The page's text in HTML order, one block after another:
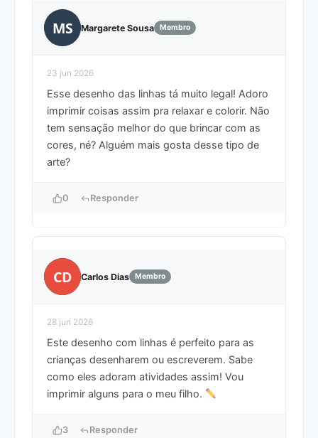
MS Margarete Sousa Membro
23 jun 2026
Esse desenho das linhas tá muito legal! Adoro
imprimir coisas assim pra relaxar e colorir. Não
tem sensação melhor do que brincar com as
cores, né? Alguém mais gosta desse tipo de
arte?
0 Responder
CD Carlos Dias Membro
28 jun 2026
Este desenho com linhas é perfeito para as
crianças desenharem ou escreverem. Sabe
como eles adoram atividades assim! Vou
imprimir alguns para o meu filho.
3 Responder